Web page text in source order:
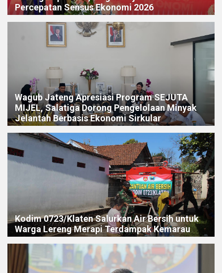
Percepatan Sensus Ekonomi 2026
Wagub Jateng Apresiasi Program SEJUTA
MIJEL, Salatiga Dorong Pengelolaan Minyak
Jelantah Berbasis Ekonomi Sirkular
Kodim 0723/Klaten Salurkan Air Bersih untuk
Warga Lereng Merapi Terdampak Kemarau